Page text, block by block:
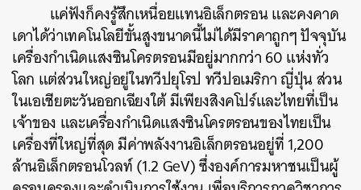
แค่ฟังก็คงรู้สึกเหนื่อยแทนอิเล็กตรอน และคงคาด
เดาได้ว่าเทคโนโลยีขั้นสูงขนาดนี้ไม่ได้มีราคาถูกๆ ปัจจุบัน
เครื่องกำเนิดแสงซินโครตรอนมีอยู่มากกว่า 60 แห่งทั่ว
โลก แต่ส่วนใหญ่อยู่ในทวีปยุโรป ทวีปอเมริกา ญี่ปุ่น ส่วน
ในเอเชียตะวันออกเฉียงใต้ มีเพียงสิงคโปร์และไทยที่เป็น
เจ้าของ และเครื่องกำเนิดแสงซินโครตรอนของไทยเป็น
เครื่องที่ใหญ่ที่สุด มีค่าพลังงานอิเล็กตรอนอยู่ที่ 1,200
ล้านอิเล็กตรอนโวลท์ (1.2 GeV) ซึ่งองค์การมหาชนเป็นผู้